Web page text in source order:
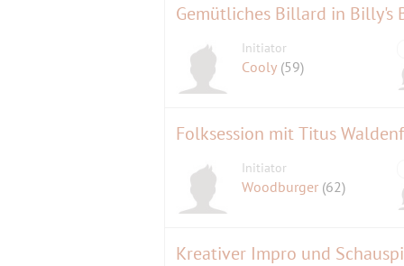
Gemütliches Billard in Billy's
Initiator
Cooly (59)
Folksession mit Titus
Initiator
Woodburger (62)
Kreativer Impro und